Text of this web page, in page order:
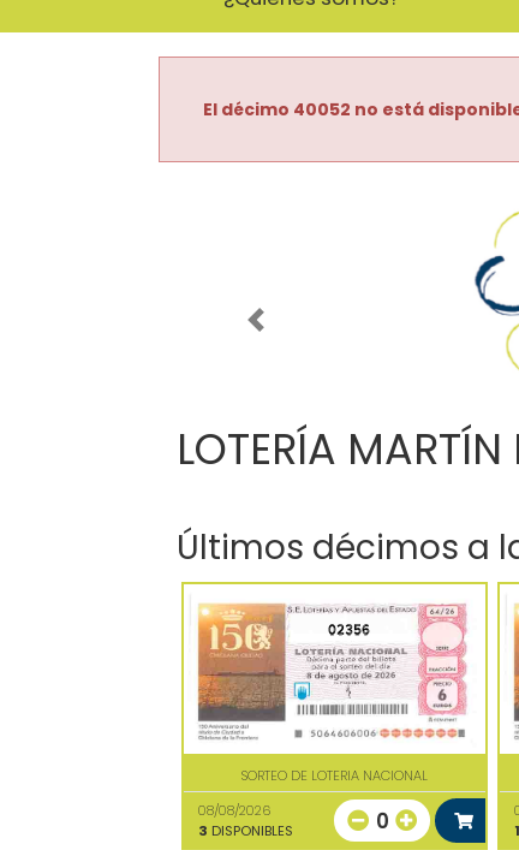
El décimo 40052 no está
Imagen anterior
LOTERÍA MARTÍN
Últimos décimos a
02356
SORTEO DE LOTERIA NACIONAL
08/08/2026
3 DISPONIBLES 0